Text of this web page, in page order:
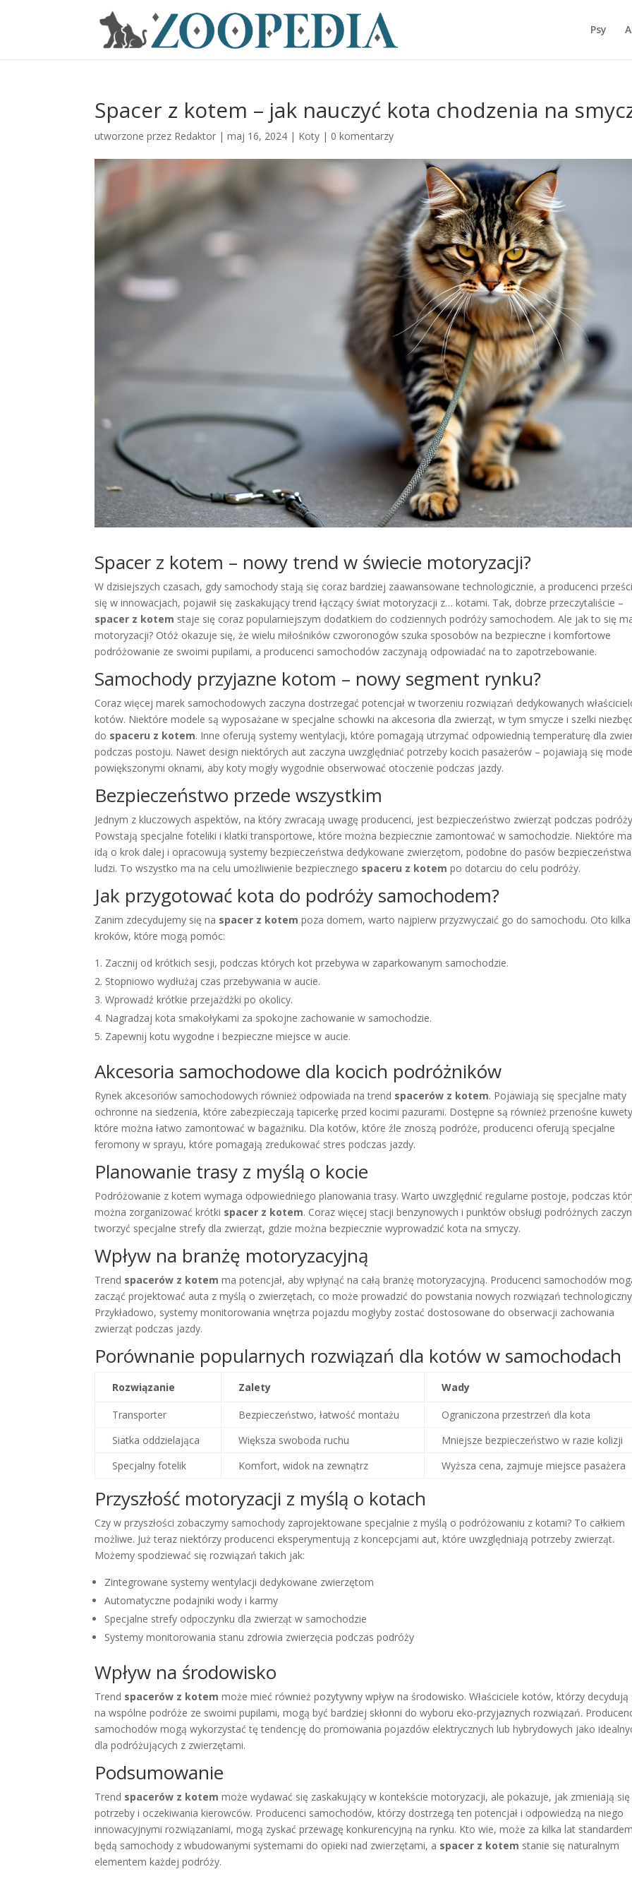
Psy
Spacer z kotem – jak nauczyć kota chodzenia na
utworzone przez Redaktor |maj 16, 2024 | Koty | 0 komentarzy
Spacer z kotem – nowy trend w świecie motoryzacji?
W dzisiejszych czasach, gdy samochody stają się coraz bardziej zaawansowane technologicznie, a producenci
się w innowacjach, pojawił się zaskakujący trend łączący świat motoryzacji z… kotami. Tak, dobrze przeczytaliście –
spacer z kotem staje się coraz popularniejszym dodatkiem do codziennych podróży samochodem. Ale jak to się
motoryzacji? Otóż okazuje się, że wielu miłośników czworonogów szuka sposobów na bezpieczne i komfortowe
podróżowanie ze swoimi pupilami, a producenci samochodów zaczynają odpowiadać na to zapotrzebowanie.
Samochody przyjazne kotom – nowy segment rynku?
Coraz więcej marek samochodowych zaczyna dostrzegać potencjał w tworzeniu rozwiązań dedykowanych
kotów. Niektóre modele są wyposażane w specjalne schowki na akcesoria dla zwierząt, w tym smycze i szelki
do spaceru z kotem. Inne oferują systemy wentylacji, które pomagają utrzymać odpowiednią temperaturę dla
podczas postoju. Nawet design niektórych aut zaczyna uwzględniać potrzeby kocich pasażerów – pojawiają się
powiększonymi oknami, aby koty mogły wygodnie obserwować otoczenie podczas jazdy.
Bezpieczeństwo przede wszystkim
Jednym z kluczowych aspektów, na który zwracają uwagę producenci, jest bezpieczeństwo zwierząt podczas
Powstają specjalne foteliki i klatki transportowe, które można bezpiecznie zamontować w samochodzie. Niektóre
idą o krok dalej i opracowują systemy bezpieczeństwa dedykowane zwierzętom, podobne do pasów
ludzi. To wszystko ma na celu umożliwienie bezpiecznego spaceru z kotem po dotarciu do celu podróży.
Jak przygotować kota do podróży samochodem?
Zanim zdecydujemy się na spacer z kotem poza domem, warto najpierw przyzwyczaić go do samochodu. Oto kilka
kroków, które mogą pomóc:
Zacznij od krótkich sesji, podczas których kot przebywa w zaparkowanym samochodzie.
Stopniowo wydłużaj czas przebywania w aucie.
Wprowadź krótkie przejażdżki po okolicy.
Nagradzaj kota smakołykami za spokojne zachowanie w samochodzie.
Zapewnij kotu wygodne i bezpieczne miejsce w aucie.
Akcesoria samochodowe dla kocich podróżników
Rynek akcesoriów samochodowych również odpowiada na trend spacerów z kotem. Pojawiają się specjalne maty
ochronne na siedzenia, które zabezpieczają tapicerkę przed kocimi pazurami. Dostępne są również przenośne
które można łatwo zamontować w bagażniku. Dla kotów, które źle znoszą podróże, producenci oferują specjalne
feromony w sprayu, które pomagają zredukować stres podczas jazdy.
Planowanie trasy z myślą o kocie
Podróżowanie z kotem wymaga odpowiedniego planowania trasy. Warto uwzględnić regularne postoje, podczas
można zorganizować krótki spacer z kotem. Coraz więcej stacji benzynowych i punktów obsługi podróżnych
tworzyć specjalne strefy dla zwierząt, gdzie można bezpiecznie wyprowadzić kota na smyczy.
Wpływ na branżę motoryzacyjną
Trend spacerów z kotem ma potencjał, aby wpłynąć na całą branżę motoryzacyjną. Producenci samochodów
zacząć projektować auta z myślą o zwierzętach, co może prowadzić do powstania nowych rozwiązań
Przykładowo, systemy monitorowania wnętrza pojazdu mogłyby zostać dostosowane do obserwacji zachowania
zwierząt podczas jazdy.
Porównanie popularnych rozwiązań dla kotów w samochodach
Rozwiązanie Zalety Wady
Transporter Bezpieczeństwo, łatwość montażu
Ograniczona przestrzeń dla kota
Siatka oddzielająca
Większa swoboda ruchu
Mniejsze bezpieczeństwo w razie kolizji
Specjalny fotelik
Komfort, widok na zewnątrz Wyższa cena, zajmuje miejsce pasażera
Przyszłość motoryzacji z myślą o kotach
Czy w przyszłości zobaczymy samochody zaprojektowane specjalnie z myślą o podróżowaniu z kotami? To całkiem
możliwe. Już teraz niektórzy producenci eksperymentują z koncepcjami aut, które uwzględniają potrzeby zwierząt.
Możemy spodziewać się rozwiązań takich jak:
Zintegrowane systemy wentylacji dedykowane zwierzętom
Automatyczne podajniki wody i karmy
Specjalne strefy odpoczynku dla zwierząt w samochodzie
Systemy monitorowania stanu zdrowia zwierzęcia podczas podróży
Wpływ na środowisko
Trend spacerów z kotem może mieć również pozytywny wpływ na środowisko. Właściciele kotów, którzy decydują
na wspólne podróże ze swoimi pupilami, mogą być bardziej skłonni do wyboru eko-przyjaznych rozwiązań.
samochodów mogą wykorzystać tę tendencję do promowania pojazdów elektrycznych lub hybrydowych jako
dla podróżujących z zwierzętami.
Podsumowanie
Trend spacerów z kotem może wydawać się zaskakujący w kontekście motoryzacji, ale pokazuje, jak zmieniają się
potrzeby i oczekiwania kierowców. Producenci samochodów, którzy dostrzegą ten potencjał i odpowiedzą na niego
innowacyjnymi rozwiązaniami, mogą zyskać przewagę konkurencyjną na rynku. Kto wie, może za kilka lat standardem
będą samochody z wbudowanymi systemami do opieki nad zwierzętami, a spacer z kotem stanie się naturalnym
elementem każdej podróży.